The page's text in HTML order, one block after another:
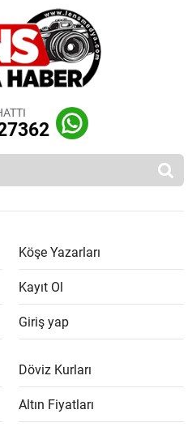
Köşe Yazarları
Kayıt Ol
Giriş yap
Döviz Kurları
Altın Fiyatları